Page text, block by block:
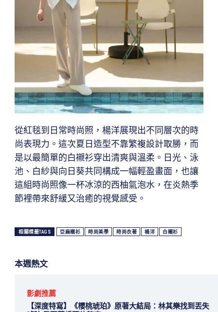
從紅毯到日常時尚照，楊洋展現出不同層次的時
尚表現力。這次夏日造型不靠繁複設計取勝，而
是以最簡單的白襯衫穿出清爽與溫柔。日光、泳
池、白紗與向日葵共同構成一幅輕盈畫面，也讓
這組時尚照像一杯冰涼的西柚氣泡水，在炎熱季
節裡帶來舒緩又治癒的視覺感受。
相關標籤TAGS 亞麻襯衫 時尚美學 時尚衣著 楊洋 白襯衫
本週熱文
影劇推薦
【深度特寫】《櫻桃琥珀》原著大結局：林其樂找到丟失